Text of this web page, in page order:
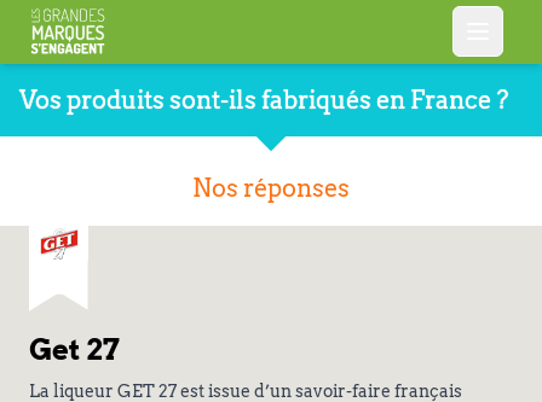
Vos produits sont-ils fabriqués en France ?
Nos réponses
Get 27
La liqueur GET 27 est issue d’un savoir-faire français